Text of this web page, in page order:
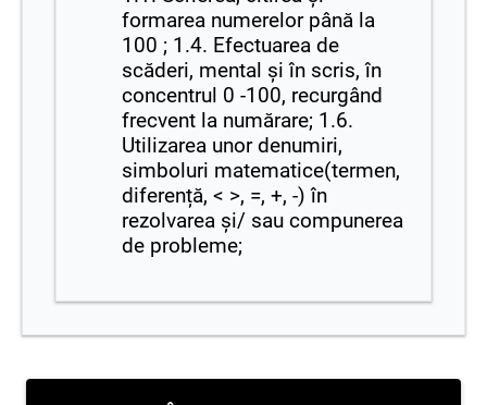
formarea numerelor până la
100 ; 1.4. Efectuarea de
scăderi, mental și în scris, în
concentrul 0 -100, recurgând
frecvent la numărare; 1.6.
Utilizarea unor denumiri,
simboluri matematice(termen,
diferență, < >, =, +, -) în
rezolvarea și/ sau compunerea
de probleme;